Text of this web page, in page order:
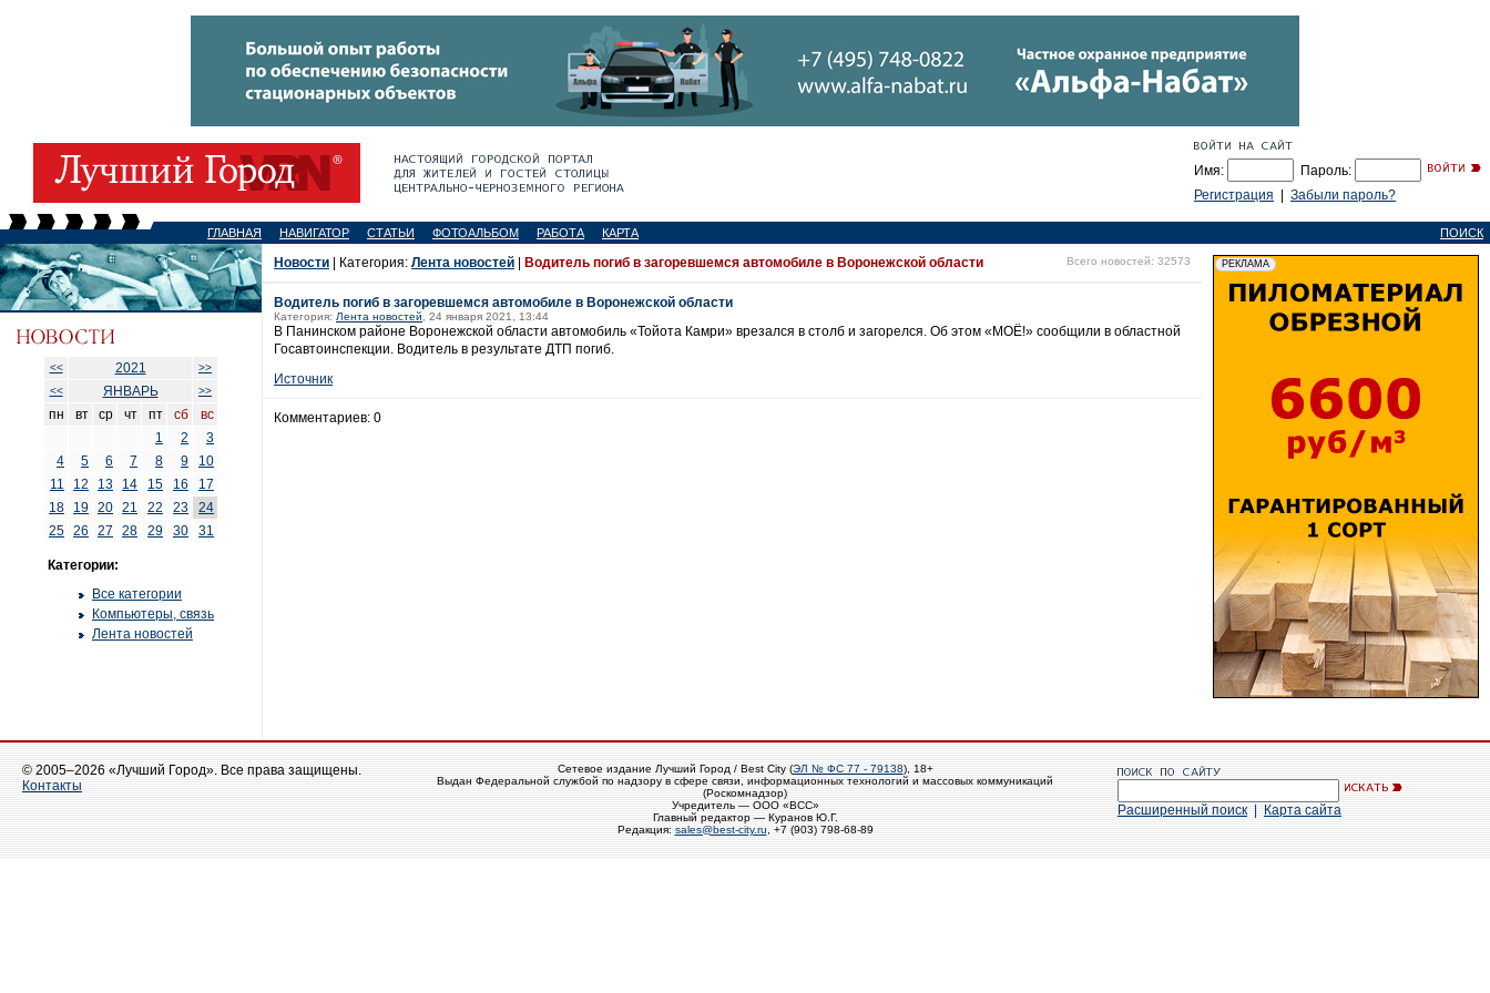
Имя:
Пароль:
Регистрация
Забыли пароль?
ГЛАВНАЯ НАВИГАТОР СТАТЬИ ФОТОАЛЬБОМ РАБОТА КАРТА ПОИСК
<< 2021
>>
<<
ЯНВАРЬ >>
пн вт ср чт пт сб
вс
1
2
3
4
5 6 7 8 9
10
11
12 13 14 15 16
17
18
19 20 21 22 23
24
25 26 27 28 29 30 31
Категории:
Все категории
Компьютеры, связь
Лента новостей
Новости | Категория: Лента новостей Водитель погиб в загоревшемся автомобиле в Воронежской области Всего новостей: 32573
Водитель погиб в загоревшемся автомобиле в Воронежской области
Категория: Лента новостей , 24 января 2021, 13:44
В Панинском районе Воронежской области автомобиль «Тойота Камри» врезался в столб и загорелся. Об этом «МОЁ!» сообщили в областной
Госавтоинспекции. Водитель в результате ДТП погиб.
Источник
Комментариев: 0
© 2005–2026 «Лучший Город». Все права защищены.
Контакты
Сетевое издание Лучший Город / Best City (ЭЛ № ФС 77 - 79138), 18+
Выдан Федеральной службой по надзору в сфере связи, информационных технологий и массовых коммуникаций
(Роскомнадзор)
Учредитель — ООО «ВСС»
Главный редактор — Куранов Ю.Г.
Редакция: sales@best-city.ru , +7 (903) 798-68-89
Расширенный поиск Карта сайта